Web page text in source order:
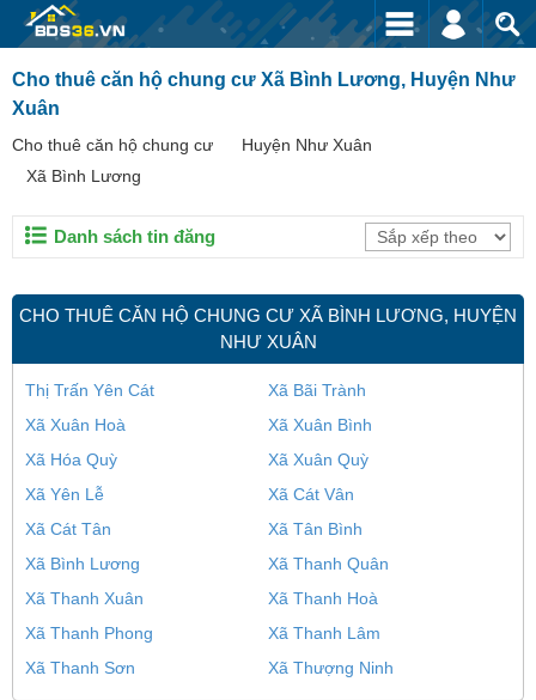
Cho thuê căn hộ chung cư Xã Bình Lương, Huyện Như
Xuân
Cho thuê căn hộ chung cư
Huyện Như Xuân
Xã Bình Lương
Danh sách tin đăng
CHO THUÊ CĂN HỘ CHUNG CƯ XÃ BÌNH LƯƠNG, HUYỆN
NHƯ XUÂN
Thị Trấn Yên Cát
Xã Bãi Trành
Xã Xuân Hoà
Xã Xuân Bình
Xã Hóa Quỳ
Xã Xuân Quỳ
Xã Yên Lễ
Xã Cát Vân
Xã Cát Tân
Xã Tân Bình
Xã Bình Lương
Xã Thanh Quân
Xã Thanh Xuân
Xã Thanh Hoà
Xã Thanh Phong
Xã Thanh Lâm
Xã Thanh Sơn
Xã Thượng Ninh